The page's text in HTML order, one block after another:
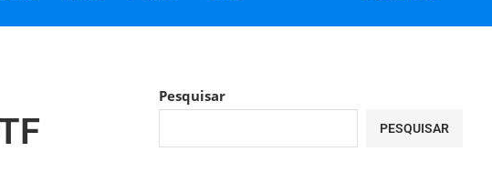
Pesquisar
PESQUISAR